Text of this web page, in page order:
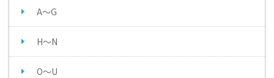
A～G
H～N
O～U